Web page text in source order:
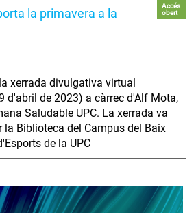
la primavera a la
Accés
obert
xerrada divulgativa virtual
d'abril de 2023) a càrrec d'Alf Mota,
Saludable UPC. La xerrada va
la Biblioteca del Campus del Baix
de la UPC